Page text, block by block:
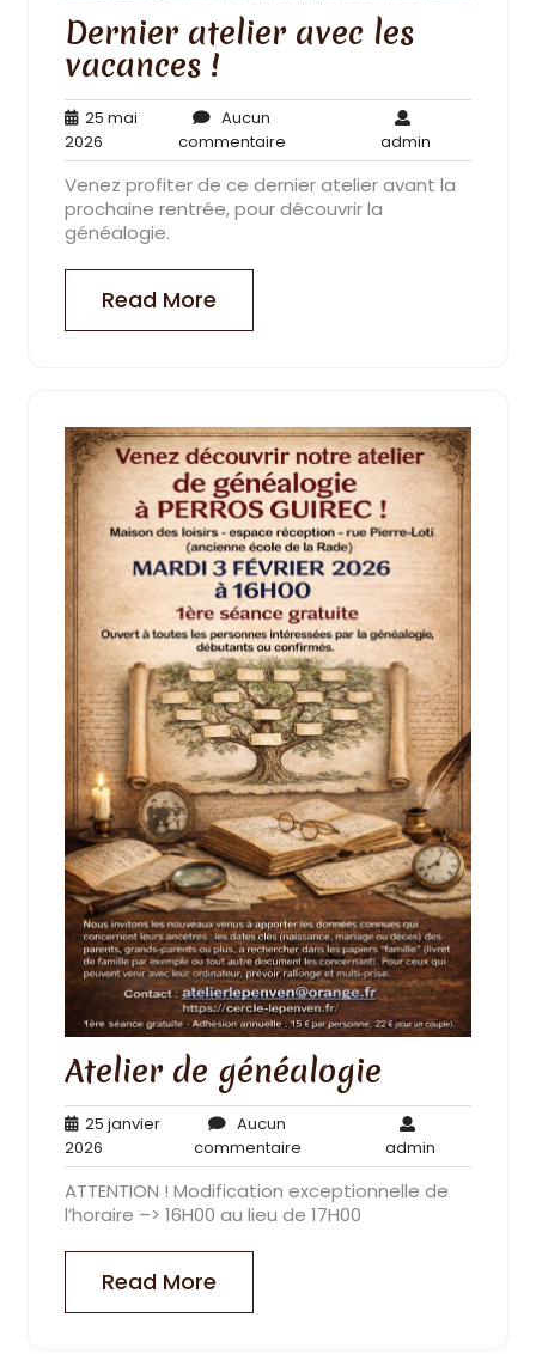
Dernier atelier avec les
vacances !
25 mai
2026
mai
2026
Aucun
commentaire
commentaire
admin
Venez profiter de ce dernier atelier avant la
prochaine rentrée, pour découvrir la
généalogie.
Read More
Atelier de généalogie
25 janvier
2026
janvier
2026
Aucun
commentaire
commentaire
admin
ATTENTION ! Modification exceptionnelle de
l’horaire –> 16H00 au lieu de 17H00
Read More